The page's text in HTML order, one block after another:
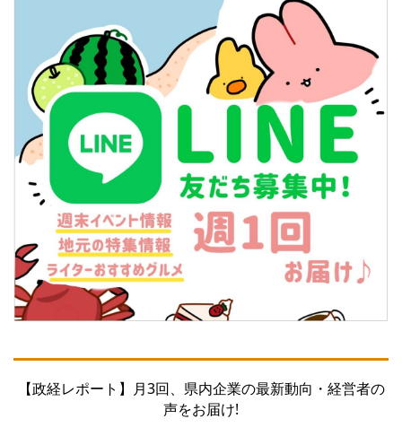
【政経レポート】月3回、県内企業の最新動向・経営者の
声をお届け!